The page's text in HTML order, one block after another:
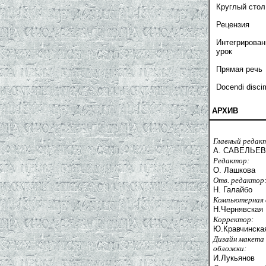
Круглый стол
Рецензия
урок
Прямая речь
Docendi
АРХИВ
Главный
А. САВЕЛЬЕВ
Редактор:
О. Лашкова
Отв. редактор:
Н. Галайбо
Компьютерная
Н.Чернявская
Корректор:
Дизайн макета
обложки:
И.Лукьянов